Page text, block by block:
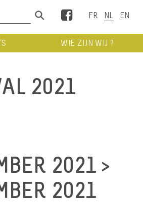
Facebook
WIE ZIJN WIJ ?
2021
2021 >
2021